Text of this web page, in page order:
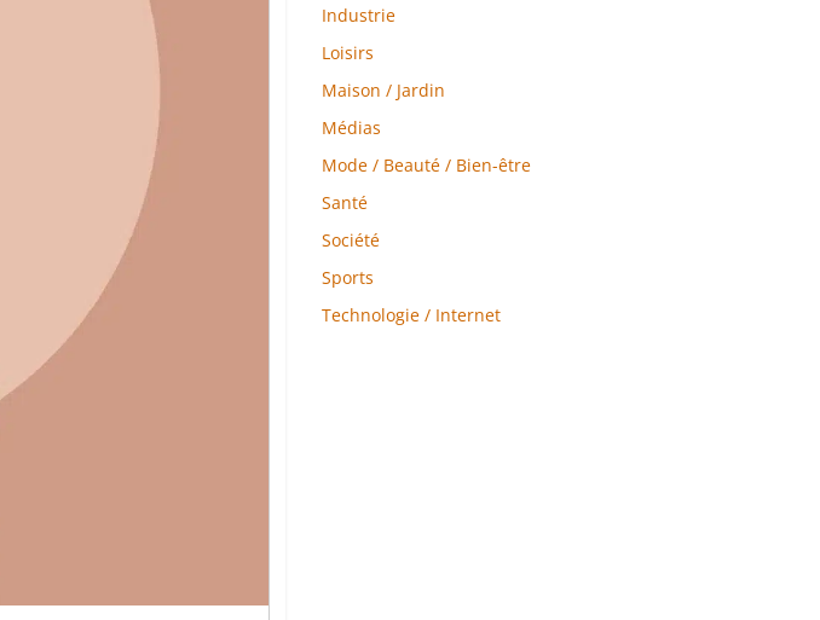
Industrie
Loisirs
Maison / Jardin
Médias
Mode / Beauté / Bien-être
Santé
Société
Sports
Technologie / Internet